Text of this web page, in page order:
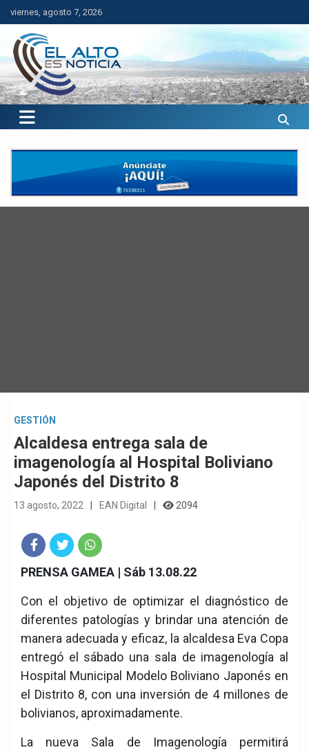
Saltar
al
contenido
viernes, agosto 7, 2026
El Alto es Noticia
Últimas noticias de El Alto, Bolivia y el mundo.
GESTIÓN
Alcaldesa entrega sala de
imagenología al Hospital Boliviano
Japonés del Distrito 8
13 agosto, 2022 EAN Digital 2094
Fac
eb
ook
Twit
ter
Wha
tsA
pp
PRENSA GAMEA | Sáb 13.08.22
Con el objetivo de optimizar el diagnóstico de
diferentes patologías y brindar una atención de
manera adecuada y eficaz, la alcaldesa Eva Copa
entregó el sábado una sala de imagenología al
Hospital Municipal Modelo Boliviano Japonés en
el Distrito 8, con una inversión de 4 millones de
bolivianos, aproximadamente.
La nueva Sala de Imagenología permitirá